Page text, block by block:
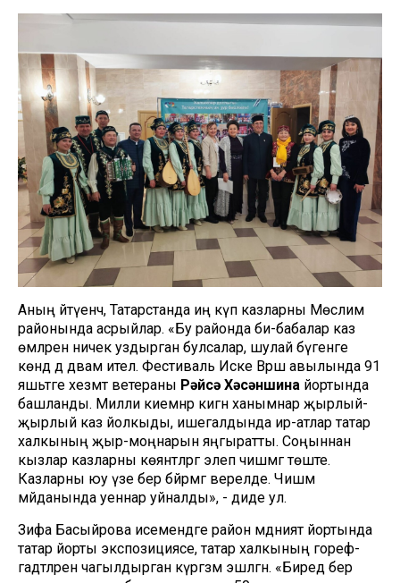
Аның әйтүенчә, Татарстанда иң күп казларны Мөслим
районында асрыйлар. «Бу районда әби-бабалар каз
өмәләрен ничек уздырган булсалар, шулай бүгенге
көндә дә дәвам ителә. Фестиваль Иске Вәрәш авылында 91
яшьтәге хезмәт ветераны Рәйсә Хәсәншина йортында
башланды. Милли киемнәр кигән ханымнар җырлый-
җырлый каз йолкыды, ишегалдында ир-атлар татар
халкының җыр-моңнарын яңгыратты. Соңыннан
кызлар казларны көянтәләргә элеп чишмәгә төште.
Казларны юу үзе бер бәйрәмгә әверелде. Чишмә
мәйданында уеннар уйналды», - диде ул.
Зифа Басыйрова исемендәге район мәдәният йортында
татар йорты экспозициясе, татар халкының гореф-
гадәтләрен чагылдырган күргәзмә эшләгән. «Биредә бер